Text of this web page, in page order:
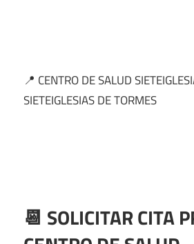
📍 CENTRO DE SALUD
SIETEIGLESIAS DE TORMES
📆 SOLICITAR CITA